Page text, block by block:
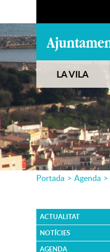
LA VILA
Portada > Agenda >
ACTUALITAT
NOTÍCIES
AGENDA